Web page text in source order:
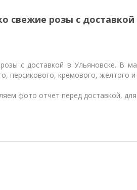
свежие розы с доставкой
с доставкой в Ульяновске. В
персикового, кремового, желтого и
фото отчет перед доставкой,